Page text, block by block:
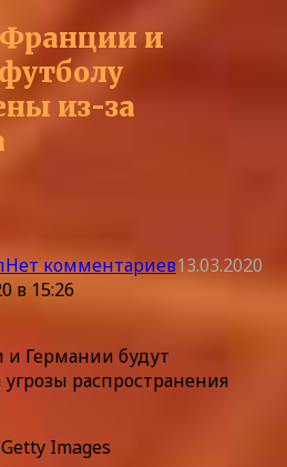
и
из-за
Нет комментариев13.03.2020
в 15:26
Германии будут
распространения
Images